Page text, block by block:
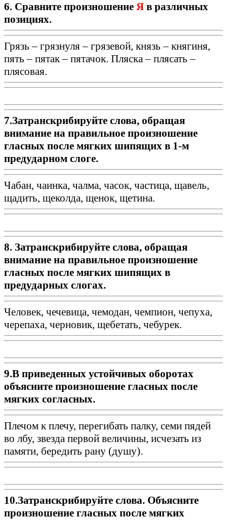
6. Сравните произношение Я в различных
позициях.
Грязь – грязнуля – грязевой, князь – княгиня,
пять – пятак – пятачок. Пляска – плясать –
плясовая.
7.Затранскрибируйте слова, обращая
внимание на правильное произношение
гласных после мягких шипящих в 1-м
предударном слоге.
Чабан, чаинка, чалма, часок, частица, щавель,
щадить, щеколда, щенок, щетина.
8. Затранскрибируйте слова, обращая
внимание на правильное произношение
гласных после мягких шипящих в
предударных слогах.
Человек, чечевица, чемодан, чемпион, чепуха,
черепаха, черновик, щебетать, чебурек.
9.В приведенных устойчивых оборотах
объясните произношение гласных после
мягких согласных.
Плечом к плечу, перегибать палку, семи пядей
во лбу, звезда первой величины, исчезать из
памяти, бередить рану (душу).
10.Затранскрибируйте слова. Объясните
произношение гласных после мягких